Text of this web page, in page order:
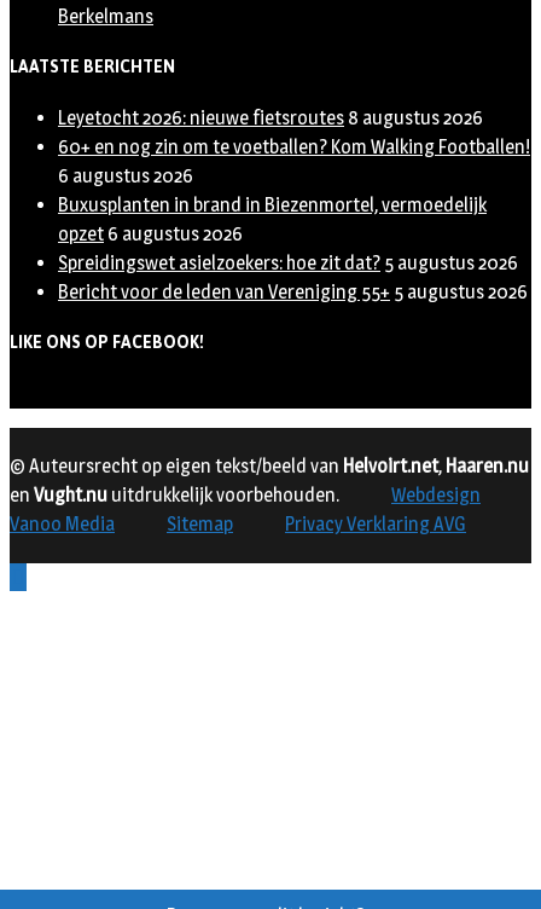
Berkelmans
LAATSTE BERICHTEN
Leyetocht 2026: nieuwe fietsroutes 8 augustus 2026
60+ en nog zin om te voetballen? Kom Walking Footballen!
6 augustus 2026
Buxusplanten in brand in Biezenmortel, vermoedelijk
opzet 6 augustus 2026
Spreidingswet asielzoekers: hoe zit dat? 5 augustus 2026
Bericht voor de leden van Vereniging 55+ 5 augustus 2026
LIKE ONS OP FACEBOOK!
© Auteursrecht op eigen tekst/beeld van Helvoirt.net, Haaren.nu
en Vught.nu uitdrukkelijk voorbehouden.
Webdesign
Vanoo Media
Sitemap Privacy Verklaring AVG